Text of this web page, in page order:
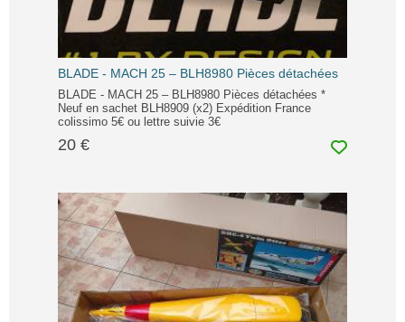
BLADE - MACH 25 – BLH8980 Pièces détachées
BLADE - MACH 25 – BLH8980 Pièces détachées *
Neuf en sachet BLH8909 (x2) Expédition France
colissimo 5€ ou lettre suivie 3€
20 €